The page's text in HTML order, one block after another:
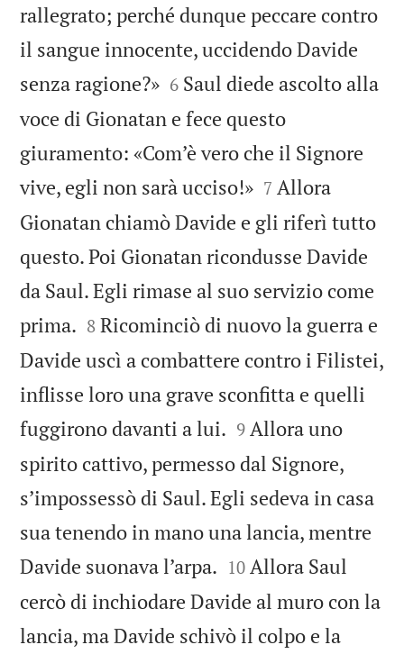
rallegrato; perché dunque peccare contro
il sangue innocente, uccidendo Davide
senza ragione?»
6 Saul diede ascolto alla
voce di Gionatan e fece questo
giuramento: «Com’è vero che il Signore
vive, egli non sarà ucciso!»
7 Allora
Gionatan chiamò Davide e gli riferì tutto
questo. Poi Gionatan ricondusse Davide
da Saul. Egli rimase al suo servizio come
prima. 

8 Ricominciò di nuovo la guerra e
Davide uscì a combattere contro i Filistei,
inflisse loro una grave sconfitta e quelli
fuggirono davanti a lui. 

9 Allora uno
spirito cattivo, permesso dal Signore,
s’impossessò di Saul. Egli sedeva in casa
sua tenendo in mano una lancia, mentre
Davide suonava l’arpa. 

10 Allora Saul
cercò di inchiodare Davide al muro con la
lancia, ma Davide schivò il colpo e la